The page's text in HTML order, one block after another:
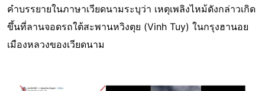
คำบรรยายในภาษาเวียดนามระบุว่า เหตุเพลิงไหม้ดังกล่าวเกิด
ขึ้นที่ลานจอดรถใต้สะพานหวิงตุย (Vinh Tuy) ในกรุงฮานอย
เมืองหลวงของเวียดนาม